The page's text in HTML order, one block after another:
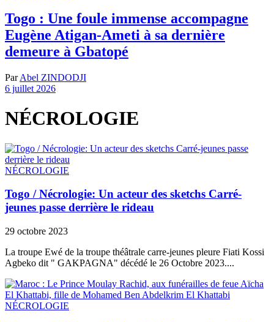
Togo : Une foule immense accompagne
Eugène Atigan-Ameti à sa dernière
demeure à Gbatopé
Par Abel ZINDODJI
6 juillet 2026
NÉCROLOGIE
NÉCROLOGIE
Togo / Nécrologie: Un acteur des sketchs Carré-
jeunes passe derrière le rideau
29 octobre 2023
La troupe Ewé de la troupe théâtrale carre-jeunes pleure Fiati Kossi
Agbeko dit " GAKPAGNA" décédé le 26 Octobre 2023....
NÉCROLOGIE